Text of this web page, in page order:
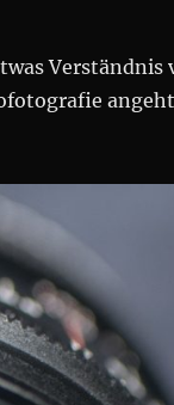
Verständnis